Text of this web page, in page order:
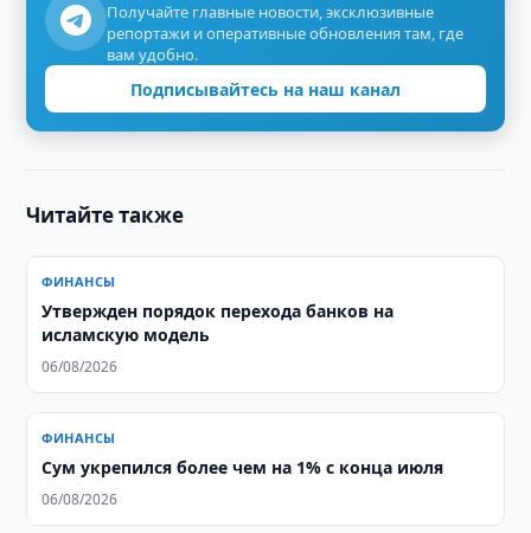
Получайте главные новости, эксклюзивные
репортажи и оперативные обновления там, где
вам удобно.
Подписывайтесь на наш канал
Читайте также
ФИНАНСЫ
Утвержден порядок перехода банков на
исламскую модель
06/08/2026
ФИНАНСЫ
Сум укрепился более чем на 1% с конца июля
06/08/2026